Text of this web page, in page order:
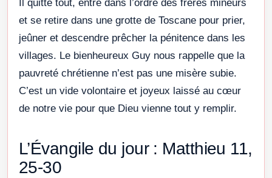
Il quitte tout, entre dans l’ordre des frères mineurs
et se retire dans une grotte de Toscane pour prier,
jeûner et descendre prêcher la pénitence dans les
villages. Le bienheureux Guy nous rappelle que la
pauvreté chrétienne n’est pas une misère subie.
C’est un vide volontaire et joyeux laissé au cœur
de notre vie pour que Dieu vienne tout y remplir.
L’Évangile du jour : Matthieu 11,
25-30